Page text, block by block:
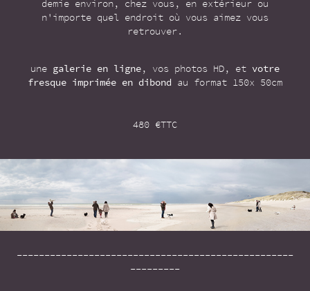
demie environ, chez vous, en extérieur ou
n'importe quel endroit où vous aimez vous
retrouver.
une galerie en ligne, vos photos HD, et votre
fresque imprimée en dibond au format 150x 50cm
480 €TTC
--------------------------------------------------
---------